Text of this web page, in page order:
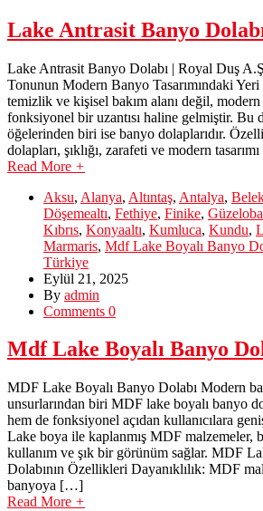
Lake Antrasit Banyo
Lake Antrasit Banyo Dolabı | Royal Duş
Tonunun Modern Banyo Tasarımındaki Yeri
temizlik ve kişisel bakım alanı değil, modern
fonksiyonel bir uzantısı haline gelmiştir. Bu
öğelerinden biri ise banyo dolaplarıdır.
dolapları, şıklığı, zarafeti ve modern
Read More +
Aksu, Alanya, Altıntaş, Antalya,
Döşemealtı, Fethiye, Finike, Güzeloba
Kıbrıs, Konyaaltı, Kumluca, Kundu,
Marmaris, Mdf Lake Boyalı Banyo
Türkiye
Eylül 21, 2025
By admin
Comments 0
Mdf Lake Boyalı Banyo
MDF Lake Boyalı Banyo Dolabı Modern
unsurlarından biri MDF lake boyalı banyo
hem de fonksiyonel açıdan kullanıcılara
Lake boya ile kaplanmış MDF malzemeler,
kullanım ve şık bir görünüm sağlar. MDF
Dolabının Özellikleri Dayanıklılık: MDF
banyoya […]
Read More +